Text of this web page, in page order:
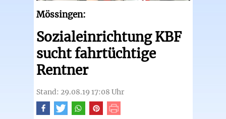
Mössingen:
Sozialeinrichtung KBF
sucht fahrtüchtige
Rentner
Stand: 29.08.19 17:08 Uhr